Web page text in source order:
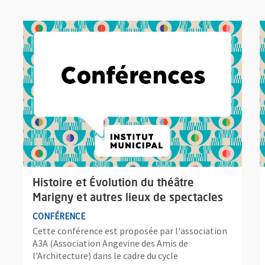
Histoire et Évolution du théâtre
Marigny et autres lieux de spectacles
CONFÉRENCE
Cette conférence est proposée par l'association
A3A (Association Angevine des Amis de
l'Architecture) dans le cadre du cycle
Plus d'information sur l'évènement : Histoire et Évolution